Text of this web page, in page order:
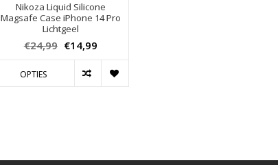
Nikoza Liquid Silicone
Magsafe Case iPhone 14 Pro
Lichtgeel
€24,99 €14,99
OPTIES